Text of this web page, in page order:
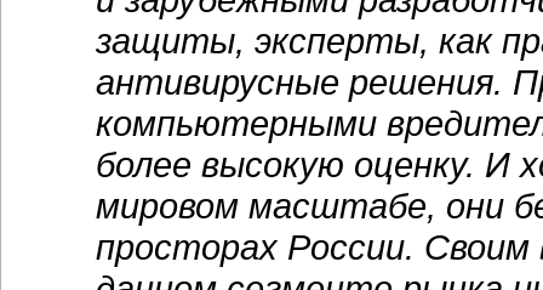
защиты, эксперты, как
антивирусные решения.
компьютерными
более высокую оценку. И
мировом масштабе, они
просторах России.